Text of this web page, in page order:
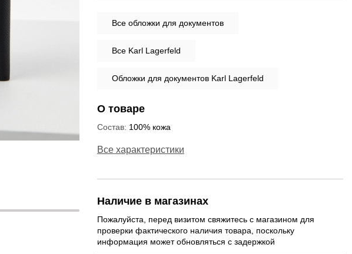
Все обложки для документов
Все Karl Lagerfeld
Обложки для документов Karl Lagerfeld
О товаре
Состав: 100% кожа
Все характеристики
Наличие в магазинах
Пожалуйста, перед визитом свяжитесь с магазином для
проверки фактического наличия товара, поскольку
информация может обновляться с задержкой